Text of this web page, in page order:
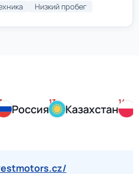
Низкий пробег
Россия
13
Казахстан
14